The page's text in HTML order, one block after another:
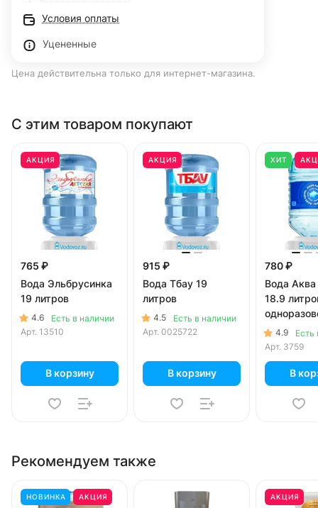
Условия оплаты
Уцененные
Цена действительна только для интернет-магазина.
С этим товаром покупают
АКЦИЯ
765 ₽
Вода Эльбрусинка
19 литров
4.6
Есть в наличии
Арт. 13510
В корзину
АКЦИЯ
915 ₽
Вода Тбау 19
литров
4.5
Есть в наличии
Арт. 0025722
В корзину
ХИТ
780 ₽
Вода
18.9
4.9
Есть
Арт. 3759
В
Рекомендуем также
НОВИНКА АКЦИЯ АКЦИЯ